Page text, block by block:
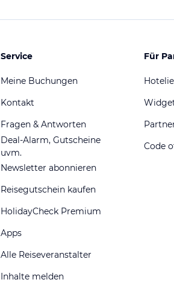
Service
Meine Buchungen
Kontakt
Fragen & Antworten
Deal-Alarm, Gutscheine
uvm.
Newsletter abonnieren
Reisegutschein kaufen
HolidayCheck Premium
Apps
Alle Reiseveranstalter
Inhalte melden
Für
Code